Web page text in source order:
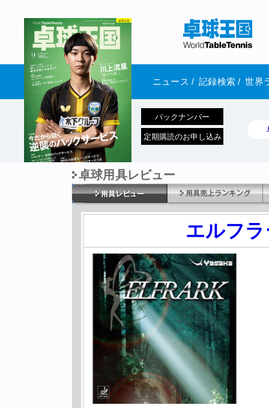
ニュース / 記録検索 / 世界
1970年1月01日 発売
バックナンバー
定期購読のお申し込み
卓球用具レビュー
エルフ